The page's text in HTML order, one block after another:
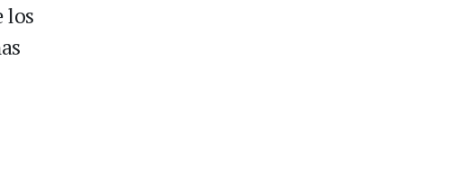
los